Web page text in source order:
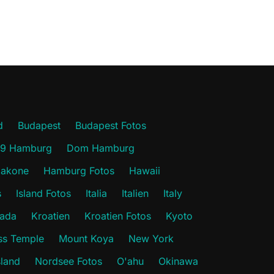
Budapest
Budapest Fotos
Hamburg
Dom Hamburg
Hamburg Fotos
Hawaii
Island Fotos Italia Italien
Italy
Kroatien Kroatien Fotos
Kyoto
Temple
Mount Koya
New York
Nordsee Fotos O'ahu Okinawa